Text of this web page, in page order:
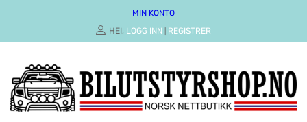
MIN KONTO
HEI, LOGG INN REGISTRER